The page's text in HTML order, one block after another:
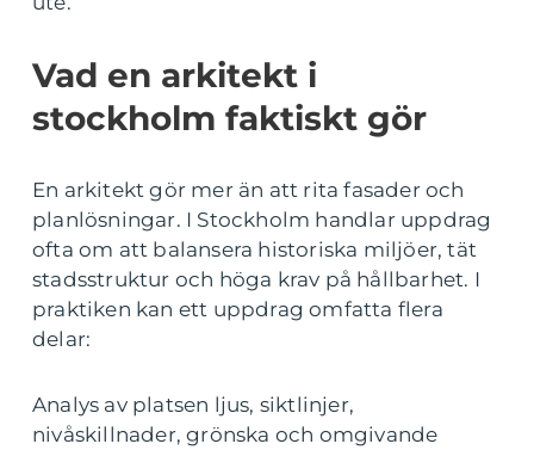
Vad en arkitekt i
stockholm faktiskt gör
En arkitekt gör mer än att rita fasader och
planlösningar. I Stockholm handlar uppdrag
ofta om att balansera historiska miljöer, tät
stadsstruktur och höga krav på hållbarhet. I
praktiken kan ett uppdrag omfatta flera
delar:
Analys av platsen ljus, siktlinjer,
nivåskillnader, grönska och omgivande